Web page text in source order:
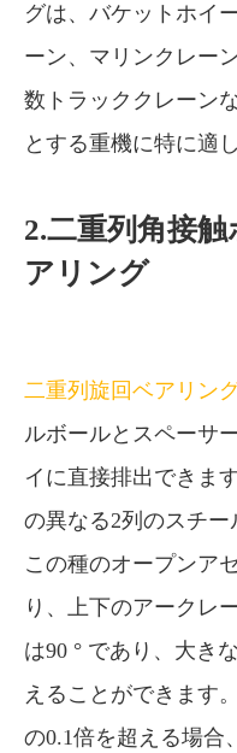
グは、バケットホイ
ーン、マリンクレー
数トラッククレーン
とする重機に特に適
2.二重列角接
アリング
二重列旋回ベアリン
ルボールとスペーサ
イに直接排出できま
の異なる2列のスチー
この種のオープンア
り、上下のアークレ
は90 ° であり、大き
えることができます
の0.1倍を超える場合